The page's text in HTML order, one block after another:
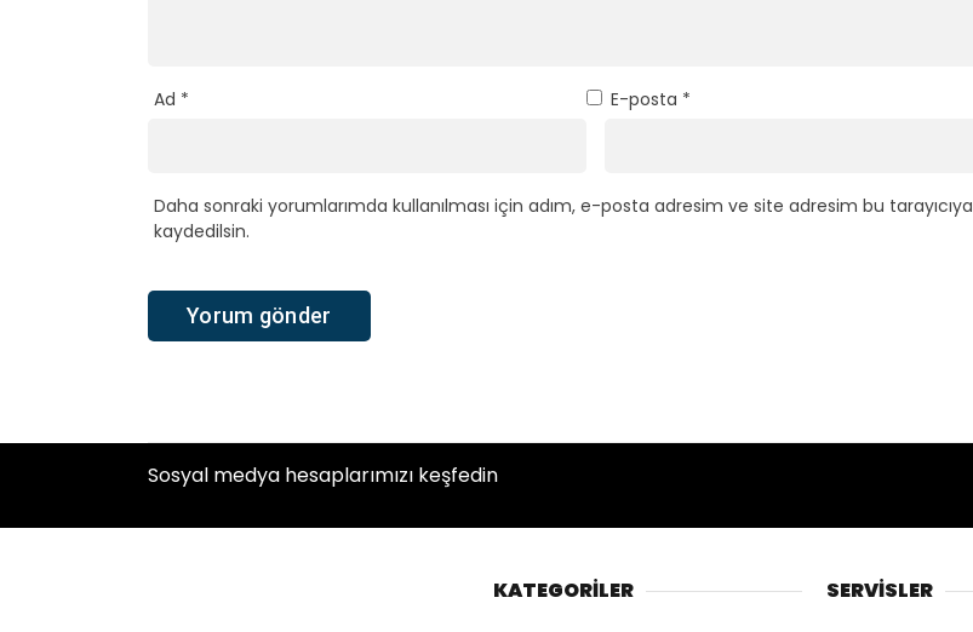
Ad * E-posta *
Daha sonraki yorumlarımda kullanılması için adım, e-posta adresim ve site adresim bu tarayıcıya
kaydedilsin.
Sosyal medya hesaplarımızı keşfedin
KATEGORİLER SERVİSLER